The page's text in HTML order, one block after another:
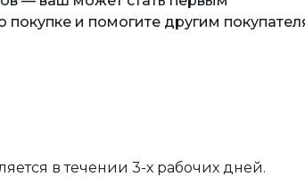
и помогите другим
в течении 3-х рабочих дней.